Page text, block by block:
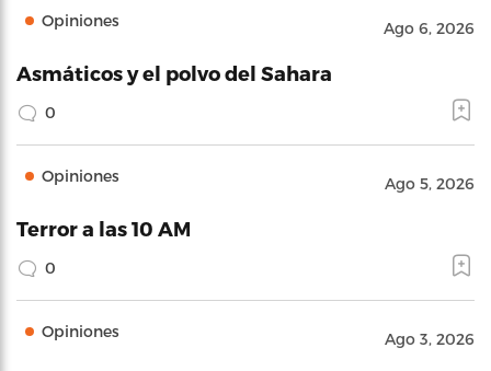
Opiniones Ago 6, 2026
Asmáticos y el polvo del Sahara
0
Opiniones Ago 5, 2026
Terror a las 10 AM
0
Opiniones Ago 3, 2026